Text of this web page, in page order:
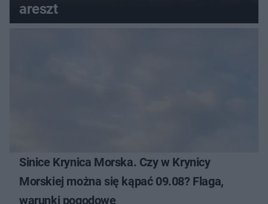
areszt
Sinice Krynica Morska. Czy w Krynicy
Morskiej można się kąpać 09.08? Flaga,
warunki pogodowe